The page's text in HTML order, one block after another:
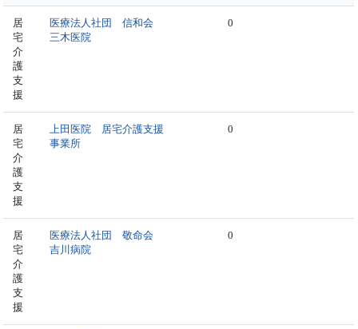
居
宅
介
護
支
援
医療法人社団 信和会
三木医院
0
居
宅
介
護
支
援
上田医院 居宅介護支援
事業所
0
居
宅
介
護
支
援
医療法人社団 敬命会
吉川病院
0